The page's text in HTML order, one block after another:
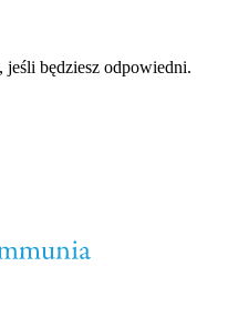
jeśli będziesz odpowiedni.